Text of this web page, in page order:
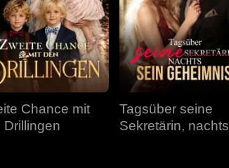
Chance mit
Drillingen
Tagsüber seine
Sekretärin, nachts